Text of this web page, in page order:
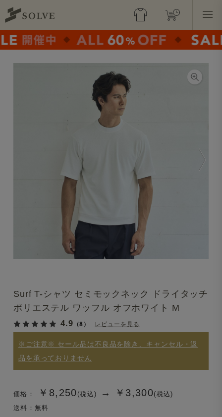
Surf T-シャツ セミモックネック ドライタッチ
ポリエステル ワッフル オフホワイト M
4.9 （8） レビューを見る
※ご注意※ セール品は不良品を除き、キャンセル・返
品を承っておりません
価格： ￥8,250 (税込) → ￥3,300(税込)
送料：無料